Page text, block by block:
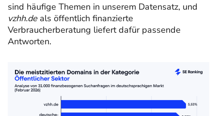
sind häufige Themen in unserem Datensatz, und
vzhh.deals öffentlich finanzierte
Verbraucherberatung liefert dafür passende
Antworten.